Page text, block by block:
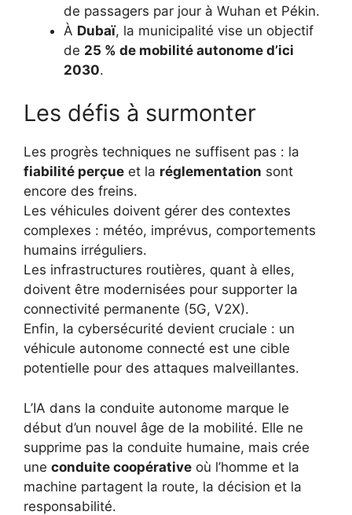
de passagers par jour à Wuhan et Pékin.
À Dubaï, la municipalité vise un objectif
de 25 % de mobilité autonome d’ici
2030.
Les défis à surmonter
Les progrès techniques ne suffisent pas : la
fiabilité perçue et la réglementation sont
encore des freins.
Les véhicules doivent gérer des contextes
complexes : météo, imprévus, comportements
humains irréguliers.
Les infrastructures routières, quant à elles,
doivent être modernisées pour supporter la
connectivité permanente (5G, V2X).
Enfin, la cybersécurité devient cruciale : un
véhicule autonome connecté est une cible
potentielle pour des attaques malveillantes.
L’IA dans la conduite autonome marque le
début d’un nouvel âge de la mobilité. Elle ne
supprime pas la conduite humaine, mais crée
une conduite coopérative où l’homme et la
machine partagent la route, la décision et la
responsabilité.